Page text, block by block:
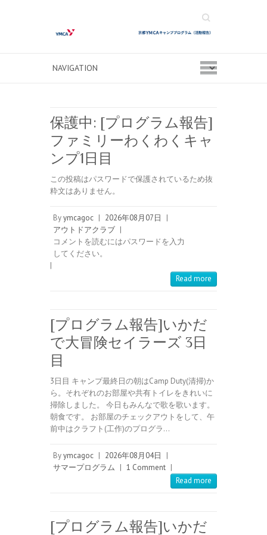
Search
保護中: [プログラム報告]
ファミリーわくわくキャ
ンプ1日目
この投稿はパスワードで保護されているため抜
粋文はありません。
Byymcagoc | 2026年08月07日
|
アウトドアクラブ |
コメントを読むにはパスワードを入力
してください。
|
Read more
[プログラム報告]いかだ
で大冒険セイラーズ 3日
目
3日目 キャンプ最終日の朝はCamp Duty(清掃)か
ら。それぞれのお部屋や共有トイレをきれいに
掃除しました。 今日もみんなで歌を歌います。
朝食です。 お部屋のチェックアウトをして、午
前中はクラフト(工作)のプログラ…
Byymcagoc | 2026年08月04日
|
サマープログラム | 1 Comment |
Read more
[プログラム報告]いかだ